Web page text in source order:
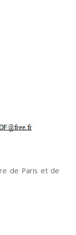
de Paris et de